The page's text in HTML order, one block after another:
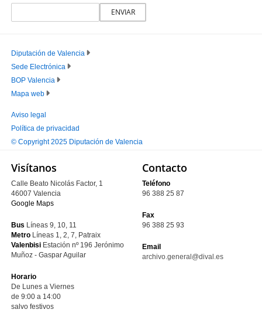
PIE
PRINCIPAL
Diputación de Valencia
Sede Electrónica
BOP Valencia
Mapa web
PIE
SECUNDARIO
Aviso legal
Política de privacidad
© Copyright 2025 Diputación de Valencia
Visítanos
Calle Beato Nicolás Factor, 1
46007 Valencia
Google Maps
Bus Líneas 9, 10, 11
Metro Líneas 1, 2, 7, Patraix
Valenbisi Estación nº 196 Jerónimo
Muñoz - Gaspar Aguilar
Horario
De Lunes a Viernes
de 9:00 a 14:00
salvo festivos
Contacto
Teléfono
96 388 25 87
Fax
96 388 25 93
Email
archivo.general@dival.es